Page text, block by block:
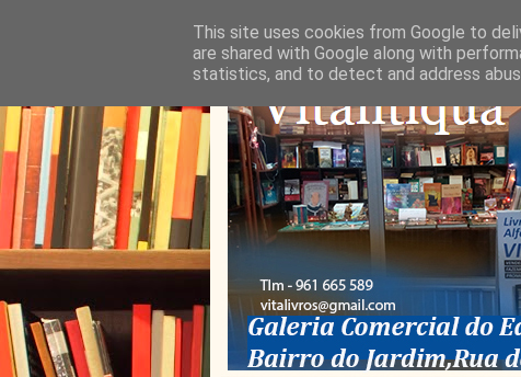
This site uses cookies from Google to
are shared with Google along with
statistics, and to detect and address